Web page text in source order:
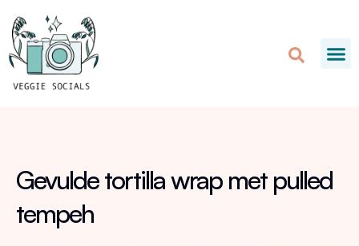
Gevulde tortilla wrap met pulled
tempeh